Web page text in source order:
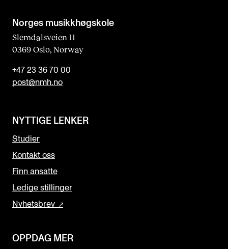
Norges musikk­høgskole
Slemdalsveien 11
0369 Oslo, Norway
+47 23 36 70 00
post@nmh.no
NYTTIGE LENKER
Studier
Kontakt oss
Finn ansatte
Ledige stillinger
Nyhetsbrev
OPPDAG MER